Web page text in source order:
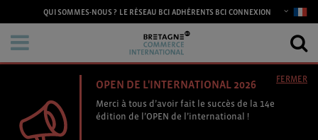
QUI SOMMES-NOUS ? LE RÉSEAU BCI ADHÉRENTS BCI CONNEXION
OPEN DE L'INTERNATIONAL 2026
Merci à tous d’avoir fait le succès de la 14e
édition de l’OPEN de l’international !
FERMER